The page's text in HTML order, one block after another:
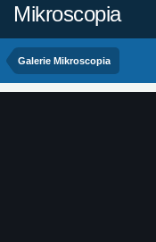
Mikroscopia
Galerie Mikroscopia